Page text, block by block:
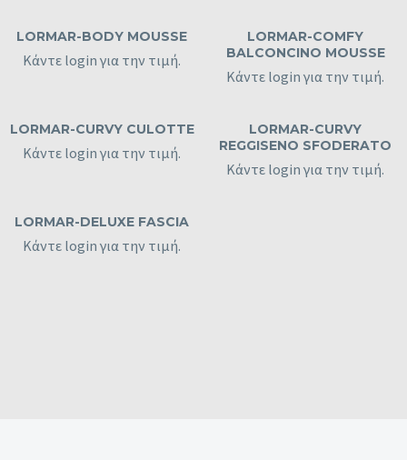
LORMAR-BODY MOUSSE
Κάντε login για την τιμή.
LORMAR-COMFY
BALCONCINO MOUSSE
Κάντε login για την τιμή.
LORMAR-CURVY CULOTTE
Κάντε login για την τιμή.
LORMAR-CURVY
REGGISENO SFODERATO
Κάντε login για την τιμή.
LORMAR-DELUXE FASCIA
Κάντε login για την τιμή.